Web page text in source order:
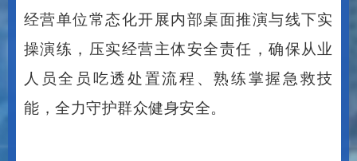
经营单位常态化开展内部桌面推演与线下实
操演练，压实经营主体安全责任，确保从业
人员全员吃透处置流程、熟练掌握急救技
能，全力守护群众健身安全。